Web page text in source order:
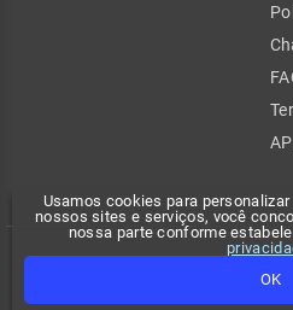
Usamos cookies para
nossos sites e serviços, você
nossa parte conforme
OK
Copyright 2026 - Climatempo.